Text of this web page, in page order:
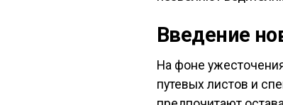
Введение
На фоне
путевых листов и